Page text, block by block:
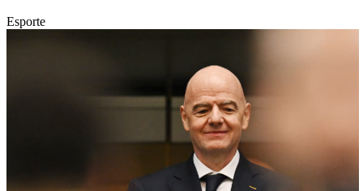
Esporte